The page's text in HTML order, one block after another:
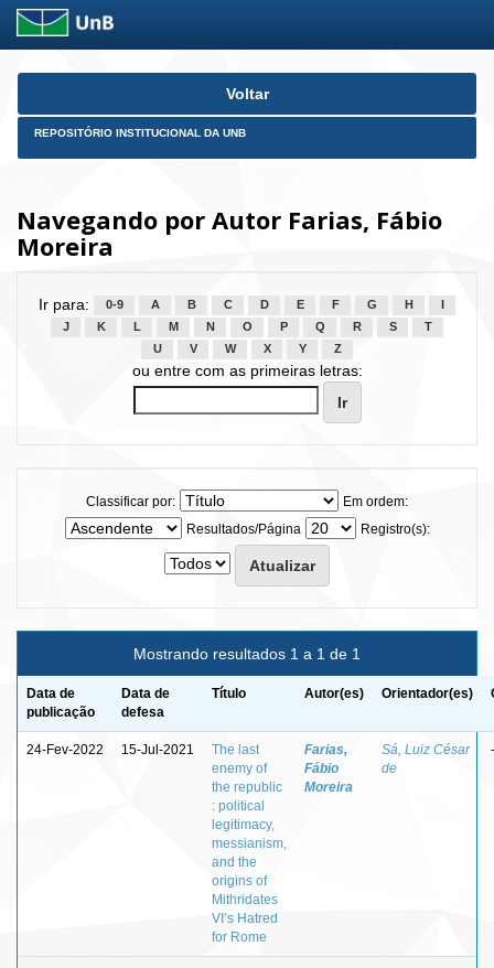
Skip
Voltar
REPOSITÓRIO INSTITUCIONAL DA UNB
Navegando por Autor Farias, Fábio
Moreira
Ir para: 0-9 A B C D E F G H
J
K L M N O P Q R S
T
U
V W X Y Z
ou entre com as primeiras letras:
Classificar por:
Em ordem:
Resultados/Página
Registro(s):
Mostrando resultados 1 a 1 de 1
Data de
publicação
Data de
defesa
Título Autor(es) Orientador(es)
24-Fev-2022 15-Jul-2021
The last
enemy of
the republic
: political
legitimacy,
messianism,
and the
origins of
Mithridates
VI’s Hatred
for Rome
Farias,
Fábio
Moreira
Sá, Luiz César
de
-